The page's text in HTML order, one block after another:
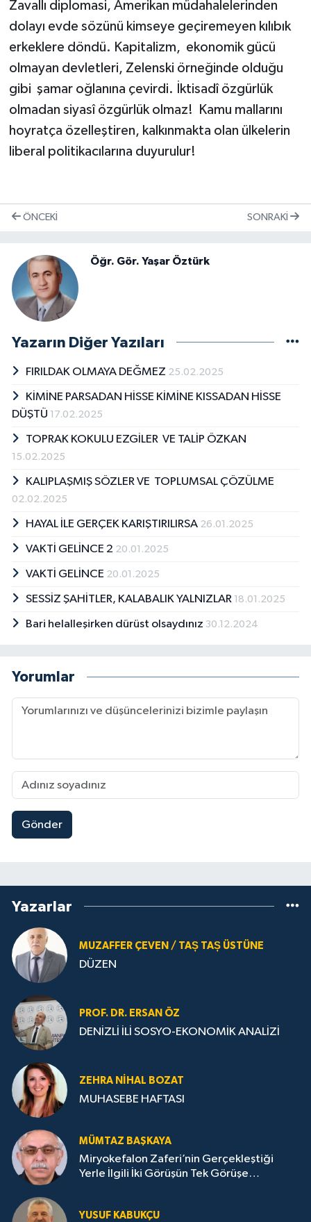
Zavallı diplomasi, Amerikan müdahalelerinden
dolayı evde sözünü kimseye geçiremeyen kılıbık
erkeklere döndü. Kapitalizm, ekonomik gücü
olmayan devletleri, Zelenski örneğinde olduğu
gibi şamar oğlanına çevirdi. İktisadî özgürlük
olmadan siyasî özgürlük olmaz! Kamu mallarını
hoyratça özelleştiren, kalkınmakta olan ülkelerin
liberal politikacılarına duyurulur!
ÖNCEKI SONRAKI
Öğr. Gör. Yaşar Öztürk
Yazarın Diğer Yazıları
FIRILDAK OLMAYA DEĞMEZ 25.02.2025
KİMİNE PARSADAN HİSSE KİMİNE KISSADAN HİSSE
DÜŞTÜ 17.02.2025
TOPRAK KOKULU EZGİLER VE TALİP ÖZKAN
15.02.2025
KALIPLAŞMIŞ SÖZLER VE TOPLUMSAL ÇÖZÜLME
02.02.2025
HAYAL İLE GERÇEK KARIŞTIRILIRSA 26.01.2025
VAKTİ GELİNCE 2 20.01.2025
VAKTİ GELİNCE 20.01.2025
SESSİZ ŞAHİTLER, KALABALIK YALNIZLAR 18.01.2025
Bari helalleşirken dürüst olsaydınız 30.12.2024
Yorumlar
Gönder
Yazarlar
MUZAFFER ÇEVEN / TAȘ TAȘ ÜSTÜNE
DÜZEN
PROF. DR. ERSAN ÖZ
DENİZLİ İLİ SOSYO-EKONOMİK ANALİZİ
ZEHRA NIHAL BOZAT
MUHASEBE HAFTASI
MÜMTAZ BAŞKAYA
Miryokefalon Zaferi’nin Gerçekleştiği
Yerle İlgili İki Görüşün Tek Görüşe
YUSUF KABUKÇU